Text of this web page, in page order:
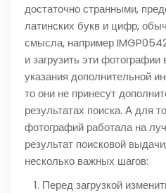
достаточно странными,
латинских букв и цифр,
смысла, например
и загрузить эти
указания дополнительной
то они не принесут
результатах поиска. А для
фотографий работала на
результат поисковой
несколько важных шагов:
Перед загрузкой